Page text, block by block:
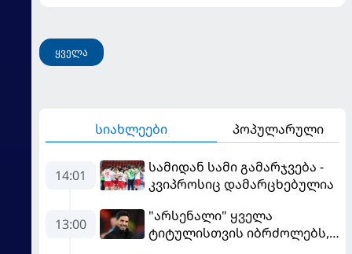
ყველა
სიახლეები პოპულარული
14:01
სამიდან სამი გამარჯვება -
კვიპროსიც დამარცხებულია
13:00
"არსენალი" ყველა
ტიტულისთვის იბრძოლებს,